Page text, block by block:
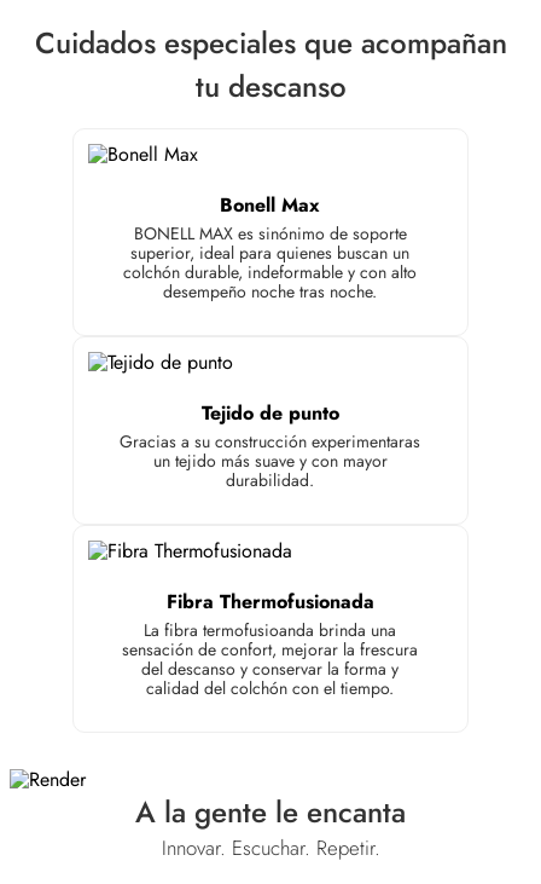
Cuidados especiales que acompañan
tu descanso
Bonell Max
BONELL MAX es sinónimo de soporte
superior, ideal para quienes buscan un
colchón durable, indeformable y con alto
desempeño noche tras noche.
Tejido de punto
Gracias a su construcción experimentaras
un tejido más suave y con mayor
durabilidad.
Fibra Thermofusionada
La fibra termofusioanda brinda una
sensación de confort, mejorar la frescura
del descanso y conservar la forma y
calidad del colchón con el tiempo.
A la gente le encanta
Innovar. Escuchar. Repetir.